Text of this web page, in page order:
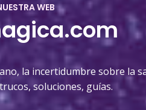
WEB
la incertidumbre sobre la
soluciones, guías.